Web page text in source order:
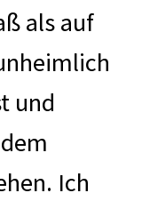
als auf
und
Ich